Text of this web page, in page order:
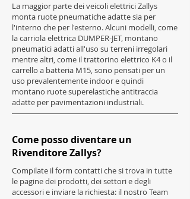
La maggior parte dei veicoli elettrici Zallys
monta ruote pneumatiche adatte sia per
l'interno che per l'esterno. Alcuni modelli, come
la carriola elettrica DUMPER-JET, montano
pneumatici adatti all'uso su terreni irregolari
mentre altri, come il trattorino elettrico K4 o il
carrello a batteria M15, sono pensati per un
uso prevalentemente indoor e quindi
montano ruote superelastiche antitraccia
adatte per pavimentazioni industriali.
Come posso diventare un
Rivenditore Zallys?
Compilate il form contatti che si trova in tutte
le pagine dei prodotti, dei settori e degli
accessori e inviare la richiesta: il nostro Team